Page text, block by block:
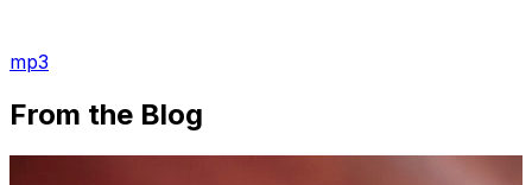
mp3
From the Blog